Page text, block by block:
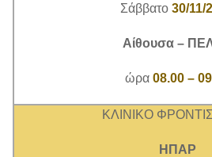
Σάββατο 30/11/
Αίθουσα –
ώρα 08.00 –
ΚΛΙΝΙΚΟ
ΗΠΑΡ